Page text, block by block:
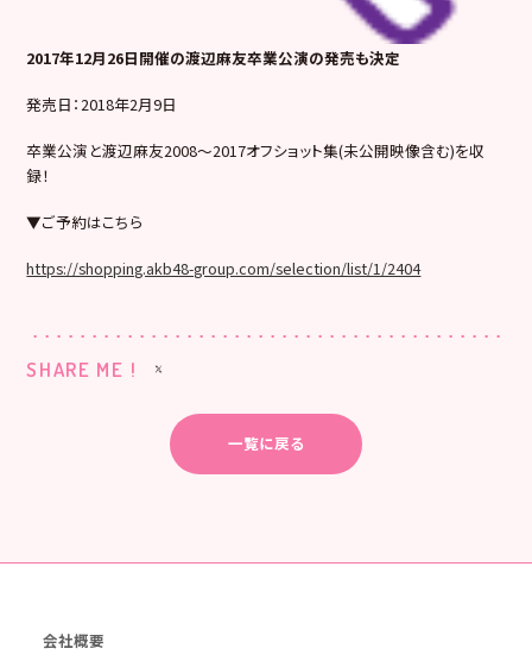
2017年12月26日開催の渡辺麻友卒業公演の発売も決定
発売日：2018年2月9日
卒業公演と渡辺麻友2008〜2017オフショット集(未公開映像含む)を収
録！
▼ご予約はこちら
https://shopping.akb48-group.com/selection/list/1/2404
SHARE ME !
一覧に戻る
会社概要